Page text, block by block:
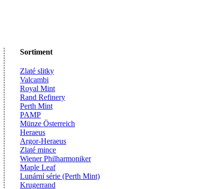
Sortiment
Zlaté slitky
Valcambi
Royal Mint
Rand Refinery
Perth Mint
PAMP
Münze Österreich
Heraeus
Argor-Heraeus
Zlaté mince
Wiener Philharmoniker
Maple Leaf
Lunární série (Perth Mint)
Krugerrand